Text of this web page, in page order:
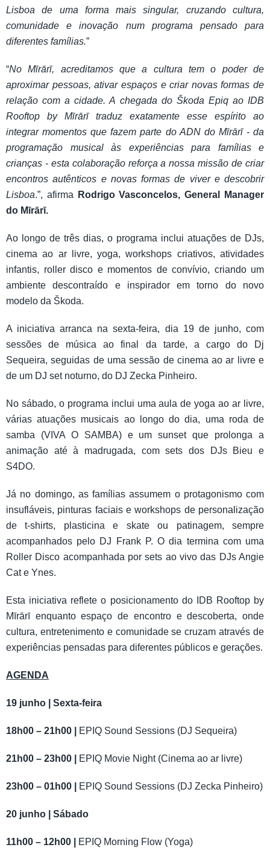
Lisboa de uma forma mais singular, cruzando cultura,
comunidade e inovação num programa pensado para
diferentes famílias.”
“No Mīrārī, acreditamos que a cultura tem o poder de
aproximar pessoas, ativar espaços e criar novas formas de
relação com a cidade. A chegada do Škoda Epiq ao IDB
Rooftop by Mīrārī traduz exatamente esse espírito ao
integrar momentos que fazem parte do ADN do Mīrārī - da
programação musical às experiências para famílias e
crianças - esta colaboração reforça a nossa missão de criar
encontros autênticos e novas formas de viver e descobrir
Lisboa.”, afirma
Rodrigo Vasconcelos, General Manager
do Mīrārī.
Ao longo de três dias, o programa inclui atuações de DJs,
cinema ao ar livre, yoga, workshops criativos, atividades
infantis, roller disco e momentos de convívio, criando um
ambiente descontraído e inspirador em torno do novo
modelo da Škoda.
A iniciativa arranca na sexta-feira, dia 19 de junho, com
sessões de música ao final da tarde, a cargo do Dj
Sequeira, seguidas de uma sessão de cinema ao ar livre e
de um DJ set noturno, do DJ Zecka Pinheiro.
No sábado, o programa inclui uma aula de yoga ao ar livre,
várias atuações musicais ao longo do dia, uma roda de
samba (VIVA O SAMBA) e um sunset que prolonga a
animação até à madrugada, com sets dos DJs Bieu e
S4DO.
Já no domingo, as famílias assumem o protagonismo com
insufláveis, pinturas faciais e workshops de personalização
de t-shirts, plasticina e skate ou patinagem, sempre
acompanhados pelo DJ Frank P. O dia termina com uma
Roller Disco acompanhada por sets ao vivo das DJs Angie
Cat e Ynes.
Esta iniciativa reflete o posicionamento do IDB Rooftop by
Mīrārī enquanto espaço de encontro e descoberta, onde
cultura, entretenimento e comunidade se cruzam através de
experiências pensadas para diferentes públicos e gerações.
AGENDA
19 junho | Sexta-feira
18h00 – 21h00 | EPIQ Sound Sessions (DJ Sequeira)
21h00 – 23h00 | EPIQ Movie Night (Cinema ao ar livre)
23h00 – 01h00 | EPIQ Sound Sessions (DJ Zecka Pinheiro)
20 junho | Sábado
11h00 – 12h00 | EPIQ Morning Flow (Yoga)